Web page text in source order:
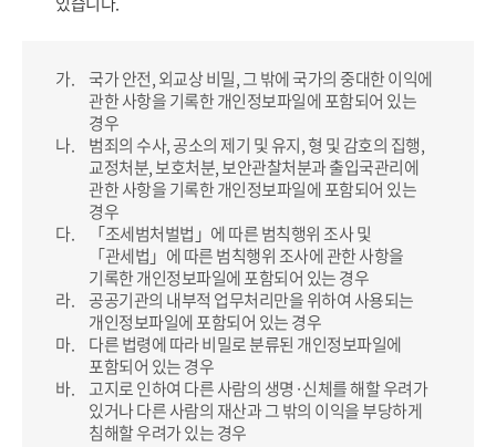
가. 국가 안전, 외교상 비밀, 그 밖에 국가의 중대한 이익에
관한 사항을 기록한 개인정보파일에 포함되어 있는
경우
나.
범죄의 수사, 공소의 제기 및 유지, 형 및 감호의 집행,
교정처분, 보호처분, 보안관찰처분과 출입국관리에
관한 사항을 기록한 개인정보파일에 포함되어 있는
경우
다.
「조세범처벌법」에 따른 범칙행위 조사 및
「관세법」에 따른 범칙행위 조사에 관한 사항을
기록한 개인정보파일에 포함되어 있는 경우
라. 공공기관의 내부적 업무처리만을 위하여 사용되는
개인정보파일에 포함되어 있는 경우
마.
다른 법령에 따라 비밀로 분류된 개인정보파일에
포함되어 있는 경우
바.
고지로 인하여 다른 사람의 생명·신체를 해할 우려가
있거나 다른 사람의 재산과 그 밖의 이익을 부당하게
침해할 우려가 있는 경우